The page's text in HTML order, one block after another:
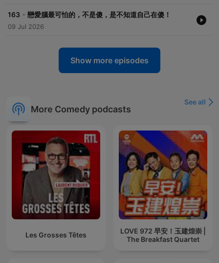
163 - 戀愛腦最可怕的，不是傻，是不知道自己在傻！
09 Jul 2026
Show more episodes
More Comedy podcasts
See all
Les Grosses Têtes
LOVE 972 早安！玉建煌崇 |
The Breakfast Quartet